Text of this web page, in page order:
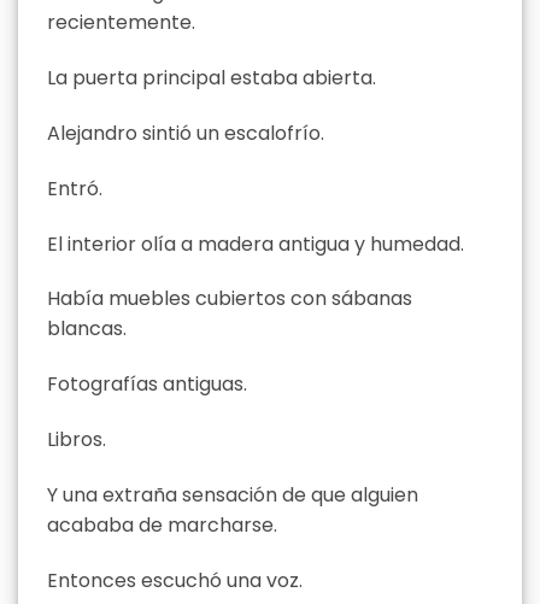
recientemente.
La puerta principal estaba abierta.
Alejandro sintió un escalofrío.
Entró.
El interior olía a madera antigua y humedad.
Había muebles cubiertos con sábanas
blancas.
Fotografías antiguas.
Libros.
Y una extraña sensación de que alguien
acababa de marcharse.
Entonces escuchó una voz.